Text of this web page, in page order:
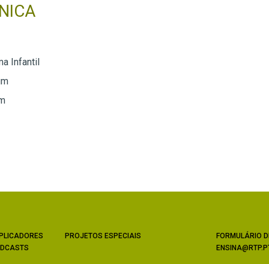
Infantil
PROJETOS ESPECIAIS
FORMULÁRIO